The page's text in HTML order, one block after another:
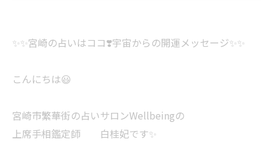
✨✨宮崎の占いはココ❣️宇宙からの開運メッセージ✨✨
こんにちは😃
宮崎市繁華街の占いサロンWellbeingの
上席手相鑑定師 白桂妃です✨